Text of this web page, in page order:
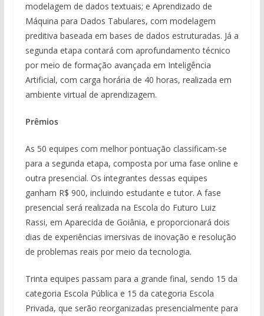
modelagem de dados textuais; e Aprendizado de
Máquina para Dados Tabulares, com modelagem
preditiva baseada em bases de dados estruturadas. Já a
segunda etapa contará com aprofundamento técnico
por meio de formação avançada em Inteligência
Artificial, com carga horária de 40 horas, realizada em
ambiente virtual de aprendizagem.
Prêmios
As 50 equipes com melhor pontuação classificam-se
para a segunda etapa, composta por uma fase online e
outra presencial. Os integrantes dessas equipes
ganham R$ 900, incluindo estudante e tutor. A fase
presencial será realizada na Escola do Futuro Luiz
Rassi, em Aparecida de Goiânia, e proporcionará dois
dias de experiências imersivas de inovação e resolução
de problemas reais por meio da tecnologia.
Trinta equipes passam para a grande final, sendo 15 da
categoria Escola Pública e 15 da categoria Escola
Privada, que serão reorganizadas presencialmente para